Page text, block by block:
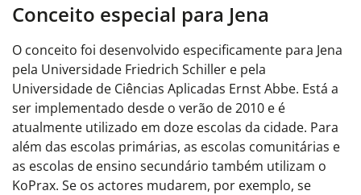
Conceito especial para Jena
O conceito foi desenvolvido especificamente para Jena
pela Universidade Friedrich Schiller e pela
Universidade de Ciências Aplicadas Ernst Abbe. Está a
ser implementado desde o verão de 2010 e é
atualmente utilizado em doze escolas da cidade. Para
além das escolas primárias, as escolas comunitárias e
as escolas de ensino secundário também utilizam o
KoPrax. Se os actores mudarem, por exemplo, se